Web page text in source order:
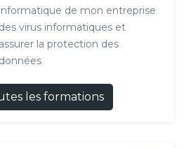
informatique de mon entreprise
des virus informatiques et
assurer la protection des
données
les formations